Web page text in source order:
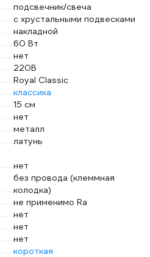
подсвечник/свеча
с хрустальными подвесками
накладной
60 Вт
нет
220В
Royal Classic
классика
15 см
нет
металл
латунь
нет
без провода (клеммная
колодка)
не применимо Ra
нет
нет
нет
короткая